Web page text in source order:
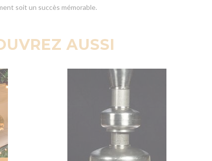
soit un succès mémorable.
AUSSI